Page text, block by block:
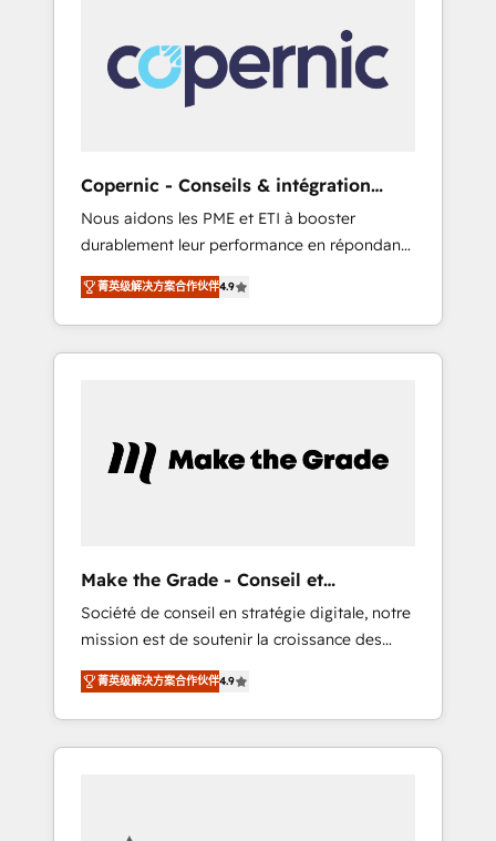
portal? We are built for the work.
our clients gain a unique advantage in CRM
architecture, pipeline generation, data
intelligence, and go-to-market execution.
days ⚡ - Global: 75+ RPers across five
continents 🌐 - Scale: Largest organically
grown & fastest tiering Elite HubSpot Partner
🪴 - Sales Hub: More implementations than
any other Partner 💻 - Migrations: We convert
Salesforce addicts to HubSpot evangelists 🧡
Don't hire a marketing agency for an Ops
Copernic - Conseils & intégration
HubSpot
Nous aidons les PME et ETI à booster
durablement leur performance en répondant
aux vrais défis : • Intégration de HubSpot
avec d’autres outils (ERP, téléphonie, etc.) •
Alignement des équipes grâce à un outil et
des données partagées • Amélioration de la
Notre équipe de 30 consultants certifiés
HubSpot aborde chaque projet avec un
objectifs d’entreprise. Grâce à une
méthodologie éprouvée auprès de plus de
400 clients, nous comprenons rapidement
vos enjeux et intégrons parfaitement
HubSpot dans votre organisation. Pour toute
question technique ou besoin de
structuration de votre projet HubSpot,
菁英级解决方案合作伙伴4.9
Make the Grade - Conseil et
intégrateur HubSpot
Société de conseil en stratégie digitale, notre
mission est de soutenir la croissance des
entreprises B2B à travers l’acquisition de
nouveaux clients, l'intégration CRM et le
développement des revenus auprès de vos
comptes existants. En France et à
菁英级解决方案合作伙伴4.9